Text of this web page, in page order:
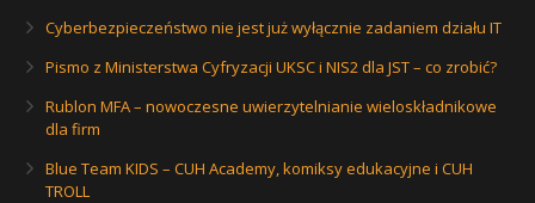
Cyberbezpieczeństwo nie jest już wyłącznie zadaniem działu IT
Pismo z Ministerstwa Cyfryzacji UKSC i NIS2 dla JST – co zrobić?
Rublon MFA – nowoczesne uwierzytelnianie wieloskładnikowe
dla firm
Blue Team KIDS – CUH Academy, komiksy edukacyjne i CUH
TROLL